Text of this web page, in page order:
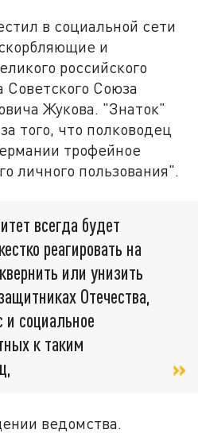
в социальной сети
и
российского
Союза
Жукова. "Знаток"
того, что полководец
трофейное
личного пользования".
всегда будет
реагировать на
или унизить
Отечества,
и социальное
к таким
ведомства.